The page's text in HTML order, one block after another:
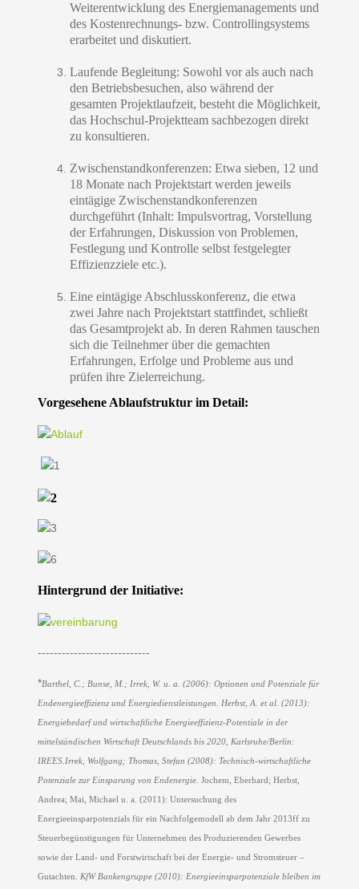
Weiterentwicklung des Energiemanagements und
des Kostenrechnungs- bzw. Controllingsystems
erarbeitet und diskutiert.
Laufende Begleitung: Sowohl vor als auch nach
den Betriebsbesuchen, also während der
gesamten Projektlaufzeit, besteht die Möglichkeit,
das Hochschul-Projektteam sachbezogen direkt
zu konsultieren.
Zwischenstandkonferenzen: Etwa sieben, 12 und
18 Monate nach Projektstart werden jeweils
eintägige Zwischenstandkonferenzen
durchgeführt (Inhalt: Impulsvortrag, Vorstellung
der Erfahrungen, Diskussion von Problemen,
Festlegung und Kontrolle selbst festgelegter
Effizienzziele etc.).
Eine eintägige Abschlusskonferenz, die etwa
zwei Jahre nach Projektstart stattfindet, schließt
das Gesamtprojekt ab. In deren Rahmen tauschen
sich die Teilnehmer über die gemachten
Erfahrungen, Erfolge und Probleme aus und
prüfen ihre Zielerreichung.
Vorgesehene Ablaufstruktur im Detail:
Hintergrund der Initiative:
----------------------------
*Barthel, C.; Bunse, M.; Irrek, W. u. a. (2006): Optionen und Potenziale für
Endenergieeffizienz und Energiedienstleistungen. Herbst, A. et al. (2013):
Energiebedarf und wirtschaftliche Energieeffizienz-Potentiale in der
mittelständischen Wirtschaft Deutschlands bis 2020, Karlsruhe/Berlin:
IREES. Irrek, Wolfgang; Thomas, Stefan (2008): Technisch-wirtschaftliche
Potenziale zur Einsparung von Endenergie. Jochem, Eberhard; Herbst,
Andrea; Mai, Michael u. a. (2011): Untersuchung des
Energieeinsparpotenzials für ein Nachfolgemodell ab dem Jahr 2013ff zu
Steuerbegünstigungen für Unternehmen des Produzierenden Gewerbes
sowie der Land- und Forstwirtschaft bei der Energie- und Stromsteuer –
Gutachten. KfW Bankengruppe (2010): Energieeinsparpotenziale bleiben im